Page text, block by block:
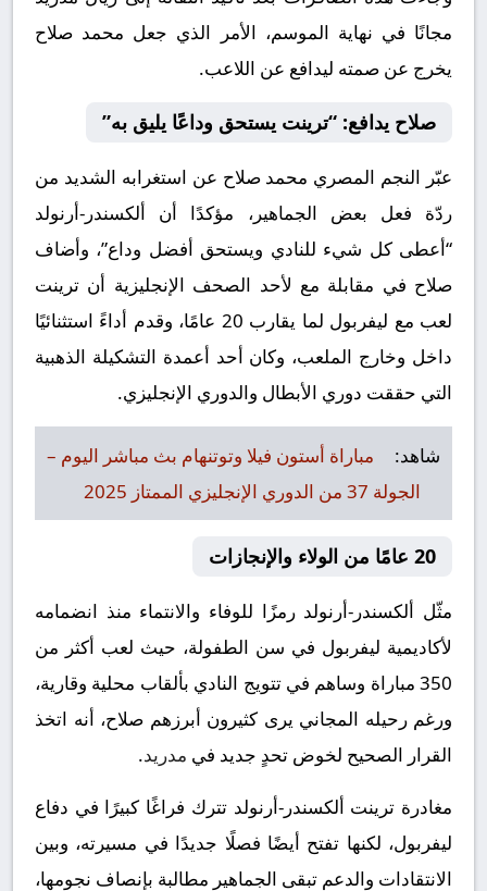
مجانًا في نهاية الموسم، الأمر الذي جعل محمد صلاح
يخرج عن صمته ليدافع عن اللاعب.
صلاح يدافع: “ترينت يستحق وداعًا يليق به”
عبّر النجم المصري محمد صلاح عن استغرابه الشديد من
ردّة فعل بعض الجماهير، مؤكدًا أن ألكسندر-أرنولد
“أعطى كل شيء للنادي ويستحق أفضل وداع”، وأضاف
صلاح في مقابلة مع لأحد الصحف الإنجليزية أن ترينت
لعب مع ليفربول لما يقارب 20 عامًا، وقدم أداءً استثنائيًا
داخل وخارج الملعب، وكان أحد أعمدة التشكيلة الذهبية
التي حققت دوري الأبطال والدوري الإنجليزي.
شاهد:
مباراة أستون فيلا وتوتنهام بث مباشر اليوم –
الجولة 37 من الدوري الإنجليزي الممتاز 2025
20 عامًا من الولاء والإنجازات
مثّل ألكسندر-أرنولد رمزًا للوفاء والانتماء منذ انضمامه
لأكاديمية ليفربول في سن الطفولة، حيث لعب أكثر من
350 مباراة وساهم في تتويج النادي بألقاب محلية وقارية،
ورغم رحيله المجاني يرى كثيرون أبرزهم صلاح، أنه اتخذ
القرار الصحيح لخوض تحدٍ جديد في مدريد.
مغادرة ترينت ألكسندر-أرنولد تترك فراغًا كبيرًا في دفاع
ليفربول، لكنها تفتح أيضًا فصلًا جديدًا في مسيرته، وبين
الانتقادات والدعم تبقى الجماهير مطالبة بإنصاف نجومها،